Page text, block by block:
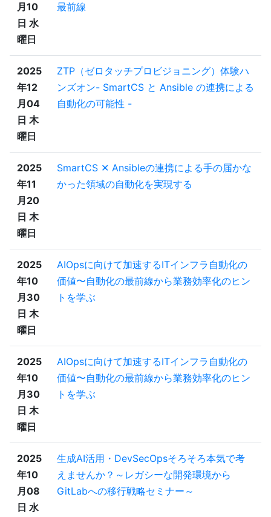
月10
日 水
曜日
最前線
2025
年12
月04
日 木
曜日
ZTP（ゼロタッチプロビジョニング）体験ハ
ンズオン- SmartCS と Ansible の連携による
自動化の可能性 -
2025
年11
月20
日 木
曜日
SmartCS ✕ Ansibleの連携による手の届かな
かった領域の自動化を実現する
2025
年10
月30
日 木
曜日
AIOpsに向けて加速するITインフラ自動化の
価値〜自動化の最前線から業務効率化のヒン
トを学ぶ
2025
年10
月30
日 木
曜日
AIOpsに向けて加速するITインフラ自動化の
価値〜自動化の最前線から業務効率化のヒン
トを学ぶ
2025
年10
月08
日 水
生成AI活用・DevSecOpsそろそろ本気で考
えませんか？～レガシーな開発環境から
GitLabへの移行戦略セミナー～